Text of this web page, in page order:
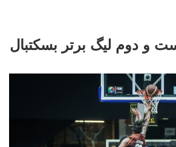
و دوم لیگ برتر بسکتبال